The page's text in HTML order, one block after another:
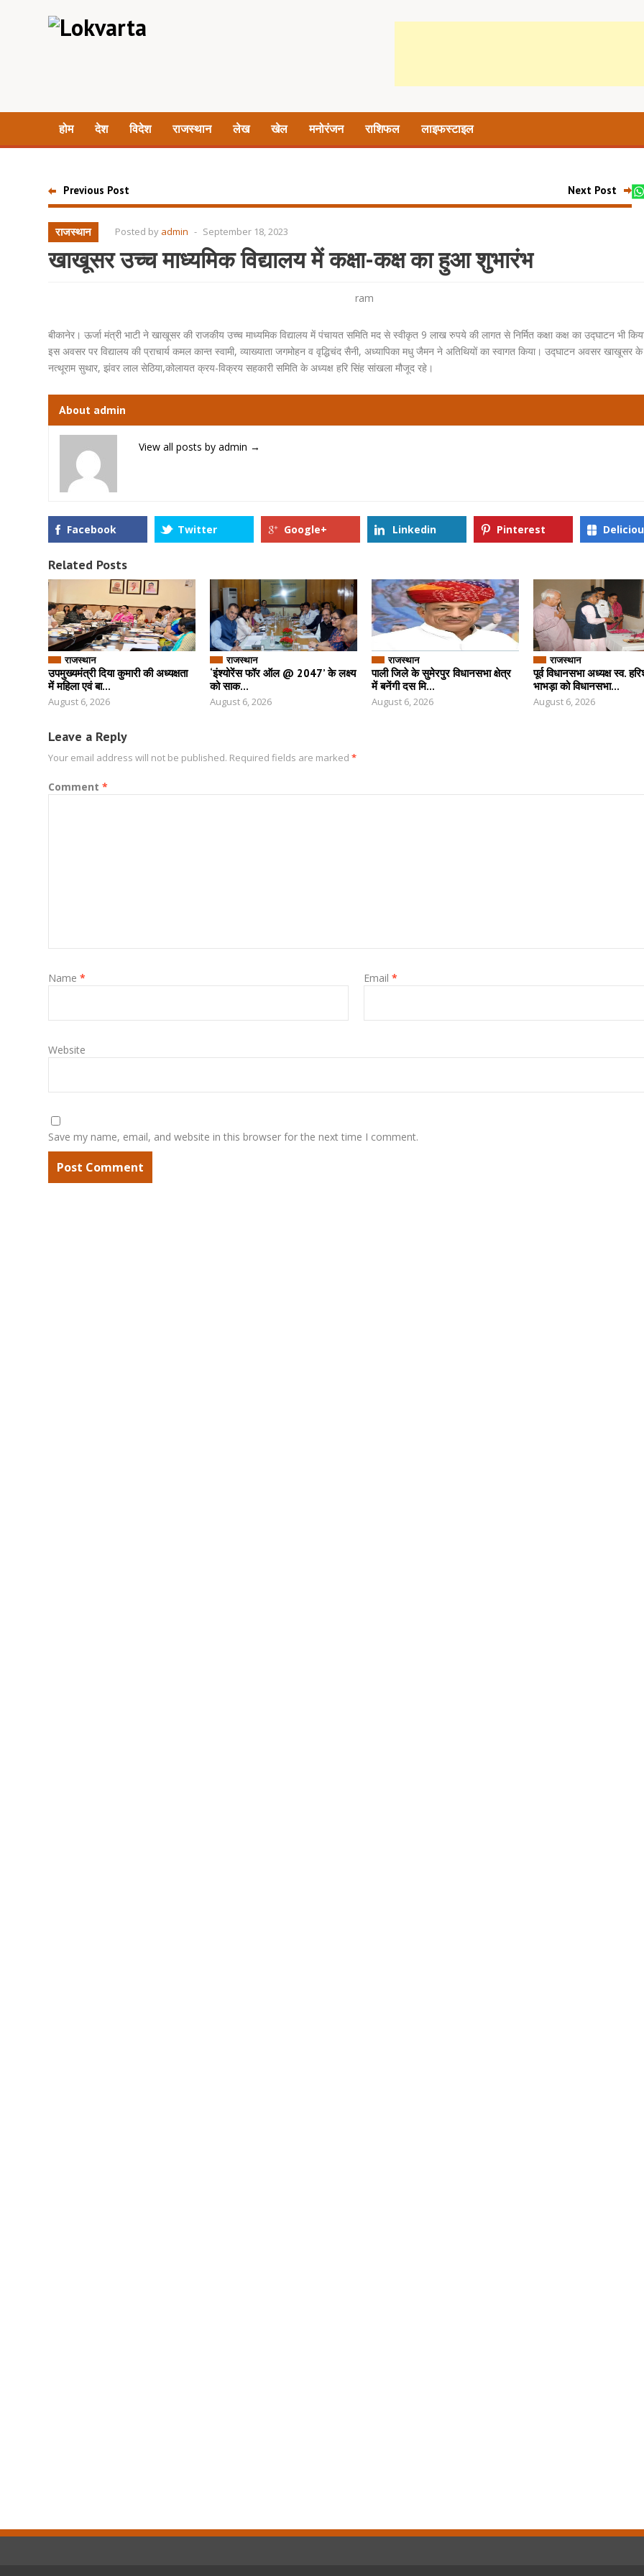
होम देश विदेश राजस्थान लेख खेल मनोरंजन राशिफल लाइफस्टाइल
Previous Post Next Post
राजस्थान Posted by admin - September 18, 2023
खाखूसर उच्च माध्यमिक विद्यालय में कक्षा-कक्ष का हुआ शुभारंभ
ram
बीकानेर। ऊर्जा मंत्री भाटी ने खाखूसर की राजकीय उच्च माध्यमिक विद्यालय में पंचायत समिति मद से स्वीकृत 9 लाख रुपये की लागत से निर्मित कक्षा कक्ष का उद्घाटन भी
इस अवसर पर विद्यालय की प्राचार्य कमल कान्त स्वामी, व्याख्याता जगमोहन व वृद्धिचंद सैनी, अध्यापिका मधु जैमन ने अतिथियों का स्वागत किया। उद्घाटन अवसर खाखूसर
नत्थूराम सुथार, झंवर लाल सेठिया,कोलायत क्रय-विक्रय सहकारी समिति के अध्यक्ष हरि सिंह सांखला मौजूद रहे।
About admin
View all posts by admin →
Facebook Twitter Google+ Linkedin Pinterest
Related Posts
राजस्थान
उपमुख्यमंत्री दिया कुमारी की अध्यक्षता
में महिला एवं बा...
August 6, 2026
राजस्थान
‘इंश्योरेंस फॉर ऑल @ 2047’ के लक्ष्य
को साक...
August 6, 2026
राजस्थान
पाली जिले के सुमेरपुर विधानसभा क्षेत्र
में बनेंगी दस मि...
August 6, 2026
राजस्थान
पूर्व विधानसभा अध्यक्ष स्व.
भाभड़ा को विधानसभा...
August 6, 2026
Leave a Reply
Your email address will not be published. Required fields are marked *
Comment *
Name * Email *
Website
Save my name, email, and website in this browser for the next time I comment.